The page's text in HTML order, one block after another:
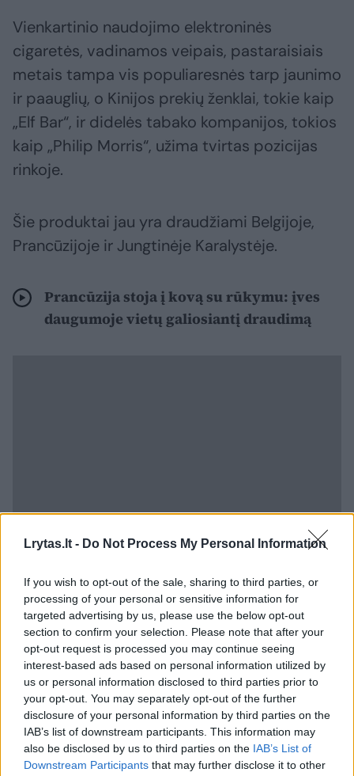
Lrytas.lt - Do Not Process My Personal Information
If you wish to opt-out of the sale, sharing to third parties, or
processing of your personal or sensitive information for
targeted advertising by us, please use the below opt-out
section to confirm your selection. Please note that after your
opt-out request is processed you may continue seeing
interest-based ads based on personal information utilized by
us or personal information disclosed to third parties prior to
your opt-out. You may separately opt-out of the further
disclosure of your personal information by third parties on the
IAB’s list of downstream participants. This information may
also be disclosed by us to third parties on the IAB’s List of
Downstream Participants that may further disclose it to other
Vienkartinio naudojimo elektroninės
cigaretės, vadinamos veipais, pastaraisiais
metais tampa vis populiaresnės tarp jaunimo
ir paauglių, o Kinijos prekių ženklai, tokie kaip
„Elf Bar“, ir didelės tabako kompanijos, tokios
kaip „Philip Morris“, užima tvirtas pozicijas
rinkoje.
Šie produktai jau yra draudžiami Belgijoje,
Prancūzijoje ir Jungtinėje Karalystėje.
Prancūzija stoja į kovą su rūkymu: įves
daugumoje vietų galiosiantį draudimą
Vokietijos Bundestagas, žemieji parlamento
rūmai, paragino vyriausybę lapkričio mėnesį
apsvarstyti galimybę uždrausti šiuos
produktus. Bundesratas, aukštesnieji
parlamento rūmai, jau pareiškė pritariantis
draudimui, tačiau vyriausybė išreiškė
susirūpinimą dėl teisinių aspektų.